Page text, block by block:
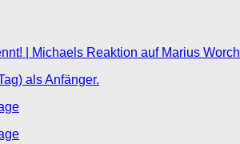
| Michaels Reaktion auf Marius Worch
als Anfänger.